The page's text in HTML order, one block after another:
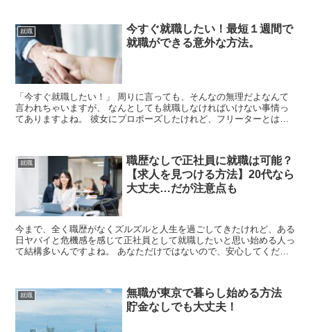
就職
今すぐ就職したい！最短１週間で
就職ができる意外な方法。
「今すぐ就職したい！」 周りに言っても、そんなの無理だよなんて
言われちゃいますが、 なんとしても就職しなければいけない事情っ
てありますよね。 彼女にプロポーズしたけれど、フリーターとは結
就職
職歴なしで正社員に就職は可能？
【求人を見つける方法】20代なら
大丈夫…だが注意点も
今まで、全く職歴がなくズルズルと人生を過ごしてきたけれど、ある
日ヤバイと危機感を感じて正社員として就職したいと思い始める人っ
て結構多いんですよね。 あなただけではないので、安心してくださ
就職
無職が東京で暮らし始める方法
貯金なしでも大丈夫！